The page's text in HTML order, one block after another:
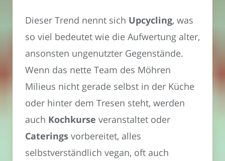
Dieser Trend nennt sich Upcycling, was
so viel bedeutet wie die Aufwertung alter,
ansonsten ungenutzter Gegenstände.
Wenn das nette Team des Möhren
Milieus nicht gerade selbst in der Küche
oder hinter dem Tresen steht, werden
auch Kochkurse veranstaltet oder
Caterings vorbereitet, alles
selbstverständlich vegan, oft auch